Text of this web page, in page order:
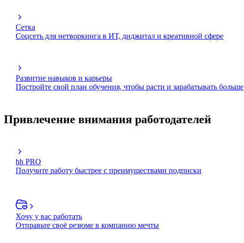
Сетка
Соцсеть для нетворкинга в ИТ, диджитал и креативной сфере
Развитие навыков и карьеры
Постройте свой план обучения, чтобы расти и зарабатывать больше
Привлечение внимания работодателей
hh PRO
Получите работу быстрее с преимуществами подписки
Хочу у вас работать
Отправьте своё резюме в компанию мечты